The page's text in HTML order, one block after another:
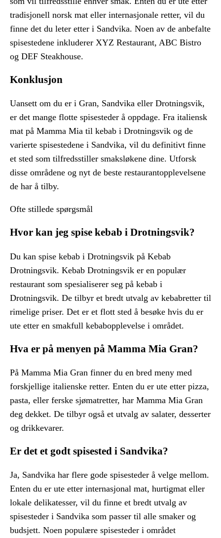
tradisjonell norsk mat eller internasjonale retter, vil du
finne det du leter etter i Sandvika. Noen av de anbefalte
spisestedene inkluderer XYZ Restaurant, ABC Bistro
og DEF Steakhouse.
Konklusjon
Uansett om du er i Gran, Sandvika eller Drotningsvik,
er det mange flotte spisesteder å oppdage. Fra italiensk
mat på Mamma Mia til kebab i Drotningsvik og de
varierte spisestedene i Sandvika, vil du definitivt finne
et sted som tilfredsstiller smaksløkene dine. Utforsk
disse områdene og nyt de beste restaurantopplevelsene
de har å tilby.
Ofte stillede spørgsmål
Hvor kan jeg spise kebab i Drotningsvik?
Du kan spise kebab i Drotningsvik på Kebab
Drotningsvik. Kebab Drotningsvik er en populær
restaurant som spesialiserer seg på kebab i
Drotningsvik. De tilbyr et bredt utvalg av kebabretter til
rimelige priser. Det er et flott sted å besøke hvis du er
ute etter en smakfull kebabopplevelse i området.
Hva er på menyen på Mamma Mia Gran?
På Mamma Mia Gran finner du en bred meny med
forskjellige italienske retter. Enten du er ute etter pizza,
pasta, eller ferske sjømatretter, har Mamma Mia Gran
deg dekket. De tilbyr også et utvalg av salater, desserter
og drikkevarer.
Er det et godt spisested i Sandvika?
Ja, Sandvika har flere gode spisesteder å velge mellom.
Enten du er ute etter internasjonal mat, hurtigmat eller
lokale delikatesser, vil du finne et bredt utvalg av
spisesteder i Sandvika som passer til alle smaker og
budsjett. Noen populære spisesteder i området